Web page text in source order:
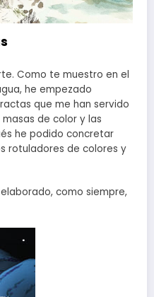
Como te muestro en el
he empezado
que me han servido
de color y las
he podido concretar
rotuladores de colores y
como siempre,